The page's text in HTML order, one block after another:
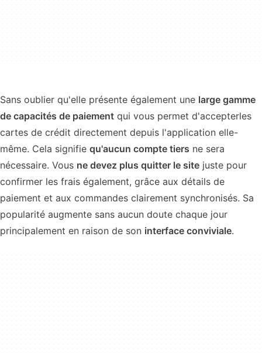
Sans oublier qu'elle présente également une large gamme
de capacités de paiement qui vous permet d'accepterles
cartes de crédit directement depuis l'application elle-
même. Cela signifie qu'aucun compte tiers ne sera
nécessaire. Vous ne devez plus quitter le site juste pour
confirmer les frais également, grâce aux détails de
paiement et aux commandes clairement synchronisés. Sa
popularité augmente sans aucun doute chaque jour
principalement en raison de son interface conviviale.